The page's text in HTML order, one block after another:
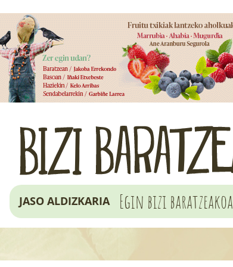
JASO ALDIZKARIA Egin bizi baratzeakoa